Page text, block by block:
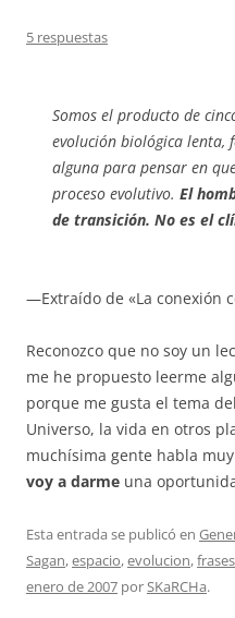
5 respuestas
Somos el producto de
evolución biológica lenta,
alguna para pensar en
proceso evolutivo. El
de transición. No es el
—Extraído de «La conexión
Reconozco que no soy un
me he propuesto leerme
porque me gusta el tema
Universo, la vida en otros
muchísima gente habla
voy a darme una
Esta entrada se publicó en
Sagan,espacio,evolucion,frases
enero de 2007 porSKaRCHa.